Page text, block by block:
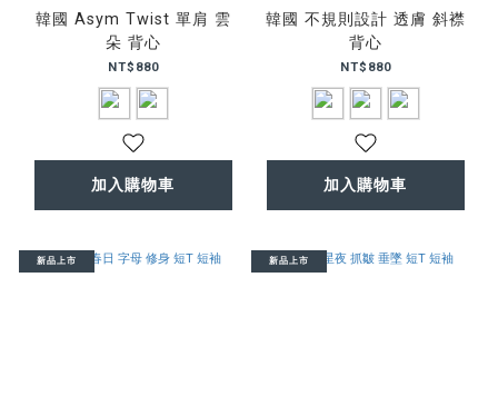
韓國 Asym Twist 單肩 雲
朵 背心
NT$880
加入購物車
韓國 不規則設計 透膚 斜襟
背心
NT$880
加入購物車
新品上市 新品上市